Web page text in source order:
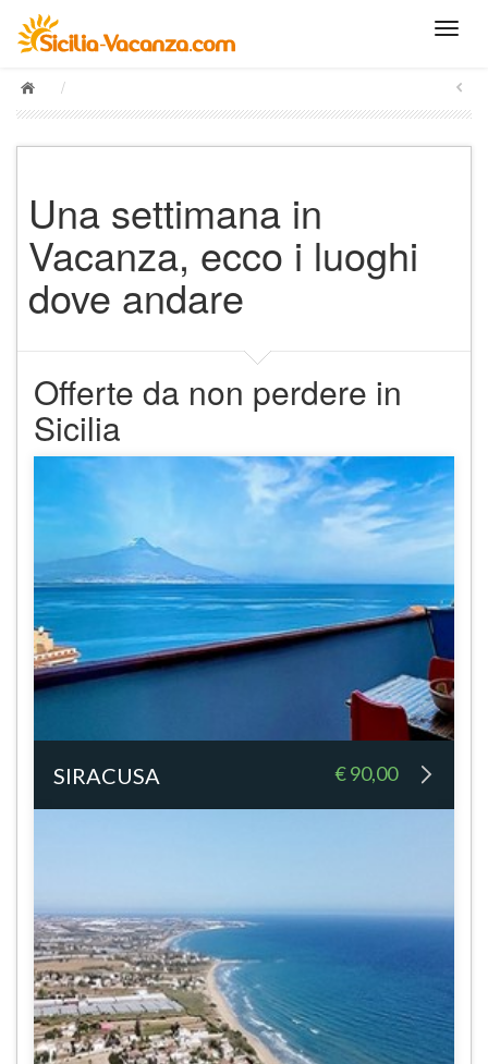
/
Una settimana in
Vacanza, ecco i luoghi
dove andare
Offerte da non perdere in
Sicilia
SIRACUSA € 90,00